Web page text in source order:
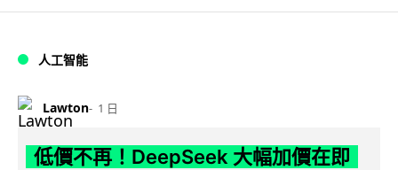
人工智能
Lawton 1 日
低價不再！DeepSeek 大幅加價在即